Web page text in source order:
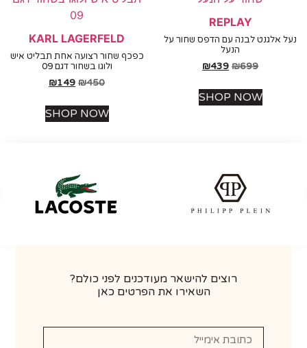
REPLAY
אלגנט לבנה עם הדפס שחור על
₪
₪439
SHOP NOW
KARL LAGERFELD
כפכף שחור רצועה אחת תבליט איש
ולוגו בשחור דגם 09
₪
₪149
SHOP NOW
רוצים להישאר מעודכנים לפני כולם?
השאירו את הפרטים כאן